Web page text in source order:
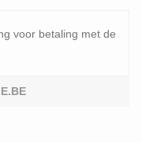
voor betaling met de